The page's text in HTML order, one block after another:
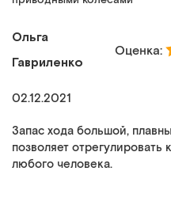
Ольга
Гавриленко
Оценка:
02.12.2021
Запас хода большой,
позволяет отрегулировать
любого человека.